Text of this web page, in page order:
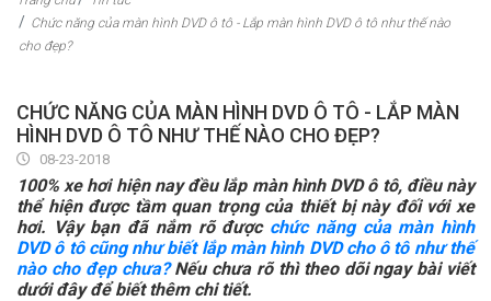
Chức năng của màn hình DVD ô tô - Lắp màn hình DVD ô tô như thế nào
cho đẹp?
CHỨC NĂNG CỦA MÀN HÌNH DVD Ô TÔ - LẮP MÀN
HÌNH DVD Ô TÔ NHƯ THẾ NÀO CHO ĐẸP?
08-23-2018
100% xe hơi hiện nay đều lắp màn hình DVD ô tô, điều này
thể hiện được tầm quan trọng của thiết bị này đối với xe
hơi. Vậy bạn đã nắm rõ được chức năng của màn hình
DVD ô tô cũng như biết lắp màn hình DVD cho ô tô như thế
nào cho đẹp chưa?Nếu chưa rõ thì theo dõi ngay bài viết
dưới đây để biết thêm chi tiết.